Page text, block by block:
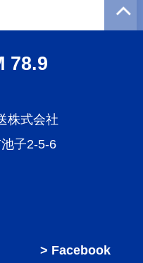
78.9
株式会社
子2-5-6
Facebook